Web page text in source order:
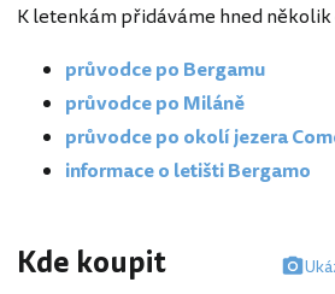
K letenkám přidáváme hned
průvodce po Bergamu
průvodce po Miláně
průvodce po okolí jezera
informace o letišti Bergamo
Kde koupit